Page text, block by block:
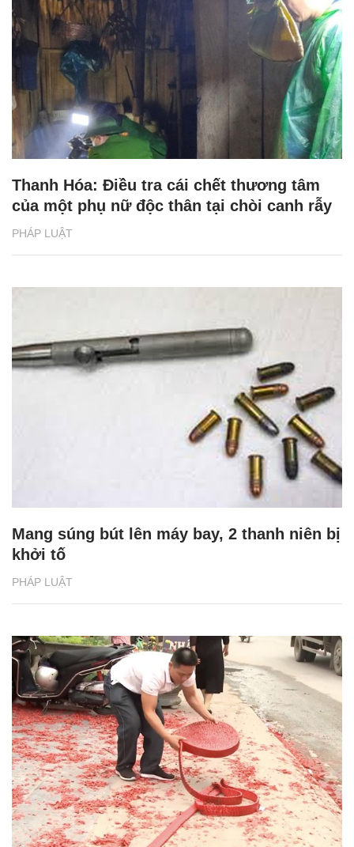
PHÁP LUẬT
Thanh Hóa: Điều tra cái chết thương tâm
của một phụ nữ độc thân tại chòi canh rẫy
PHÁP LUẬT
Mang súng bút lên máy bay, 2 thanh niên bị
khởi tố